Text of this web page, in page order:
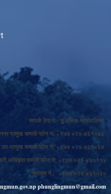
सम्पर्क ठेगाना : फुङलिङ नगरपालिका
नगर प्रमुख सम्पर्क फोन नं: +९७७ ०२४-४६१०६६
उप-प्रमुख सम्पर्क फोन नं: +९७७ ०२४-४६१०६७
अधिकृत सम्पर्क फोन नं: +९७७ ०२४-४६०११४
फ्याक्स नं.: +९७७ ०२४-४६१०३०
phunglingmun@gmail.com